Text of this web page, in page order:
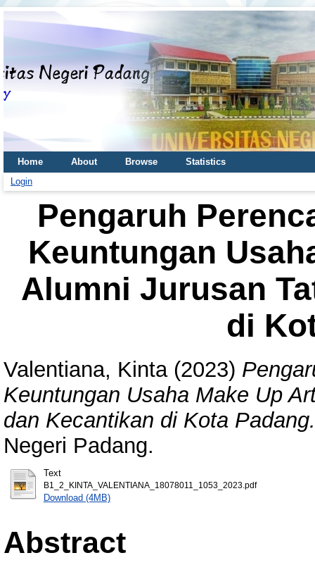
Home About Browse
Statistics
Login
Pengaruh
Keuntungan
Alumni Jurusan
di
Valentiana, Kinta(2023)
Keuntungan Usaha Make Up
dan Kecantikan di Kota Padang.
Negeri Padang.
Text
B1_2_KINTA_VALENTIANA_18078011_1053_2023.pdf
Download (4MB)
Abstract